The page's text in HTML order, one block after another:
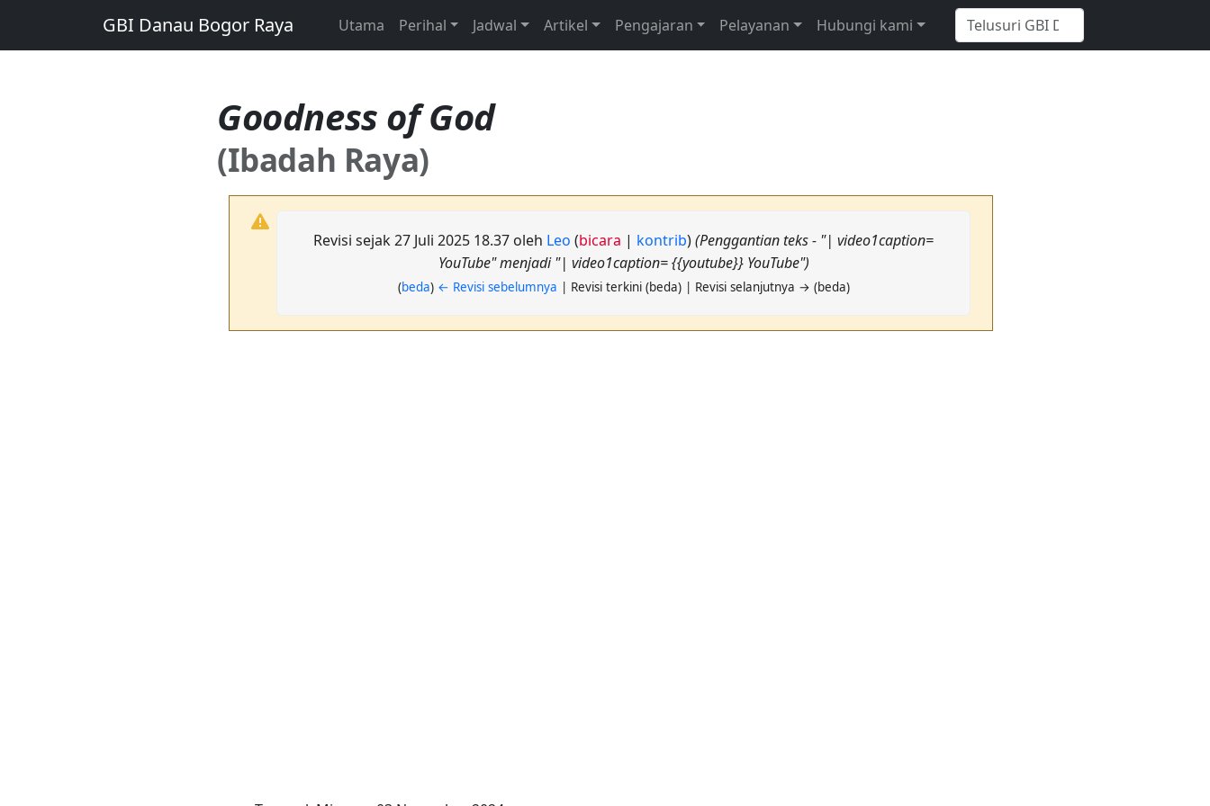
GBI Danau Bogor Raya Utama Perihal Jadwal Artikel Pengajaran Pelayanan Hubungi kami
Goodness of God
(Ibadah Raya)
Revisi sejak 27 Juli 2025 18.37 oleh Leo (bicara | kontrib)(Penggantian teks - "| video1caption=
YouTube" menjadi "| video1caption= {{youtube}} YouTube")
(beda) ← Revisi sebelumnya | Revisi terkini (beda) | Revisi selanjutnya → (beda)